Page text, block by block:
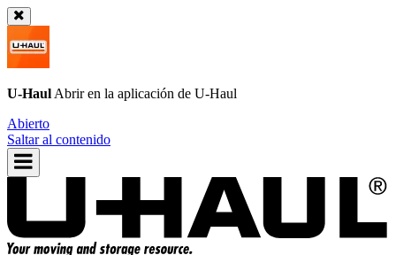
U-Haul Abrir en la aplicación de U-Haul
Abierto
Saltar al contenido